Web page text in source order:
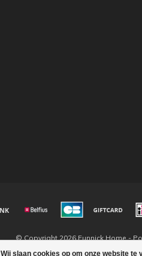
Wij slaan cookies op om onze website te
© Copyright 2026 Eunnick Home -